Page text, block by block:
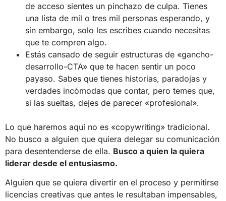
de acceso sientes un pinchazo de culpa. Tienes
una lista de mil o tres mil personas esperando, y
sin embargo, solo les escribes cuando necesitas
que te compren algo.
Estás cansado de seguir estructuras de «gancho-
desarrollo-CTA» que te hacen sentir un poco
payaso. Sabes que tienes historias, paradojas y
verdades incómodas que contar, pero temes que,
si las sueltas, dejes de parecer «profesional».
Lo que haremos aquí no es «copywriting» tradicional.
No busco a alguien que quiera delegar su comunicación
para desentenderse de ella. Busco a quien la quiera
liderar desde el entusiasmo.
Alguien que se quiera divertir en el proceso y permitirse
licencias creativas que antes le resultaban impensables,